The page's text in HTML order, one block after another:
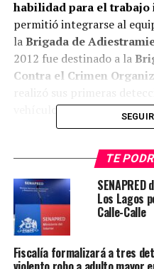
habilidad para el
permitió integrarse al
laBrigada de
2012 fue destinado a la
Contra el Crimen
vehículos y domicilios
institucional, Anker fue
agosto de 2013
años, colaborando con los
Valdivia y La Unión, así
antinarcóticos en Talca,
TE
Los Lagos
Calle-Calle
Fiscalía formalizará a tres